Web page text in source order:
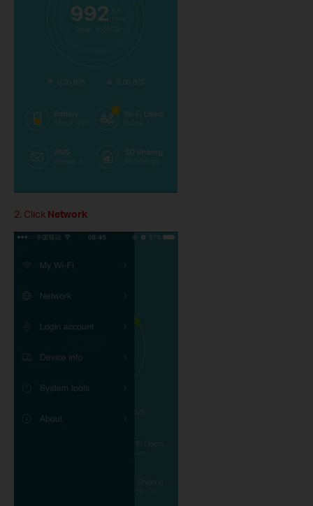
2. Click Network